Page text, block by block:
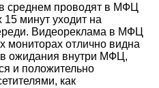
в среднем проводят в МФЦ
15 минут уходит на
Видеореклама в МФЦ
мониторах отлично видна
ожидания внутри МФЦ,
и положительно
как